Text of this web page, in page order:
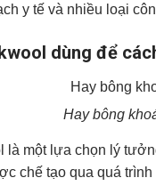
y tế và nhiều loại
dùng để
Hay bông
là một lựa chọn lý
chế tạo qua quá